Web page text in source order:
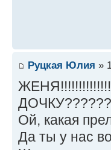
Руцкая Юлия »
Ой, какая
Да ты у нас